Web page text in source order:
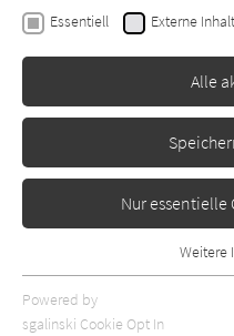
Patrick Modiano
Die kleine
Erschienen: Januar 2003
Essentiell Externe
Alle
Nur essentielle
Essentielle Cookies werden für
Webseite benötigt. Dadurch ist
Weitere
Powered by
sgalinski Cookie Opt In